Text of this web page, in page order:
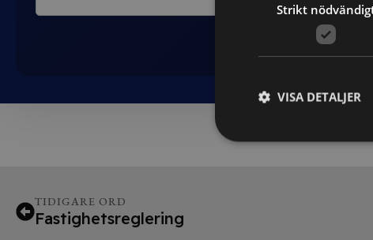
TIDIGARE ORD
Fastighetsreglering
Strikt
VISA DETALJER